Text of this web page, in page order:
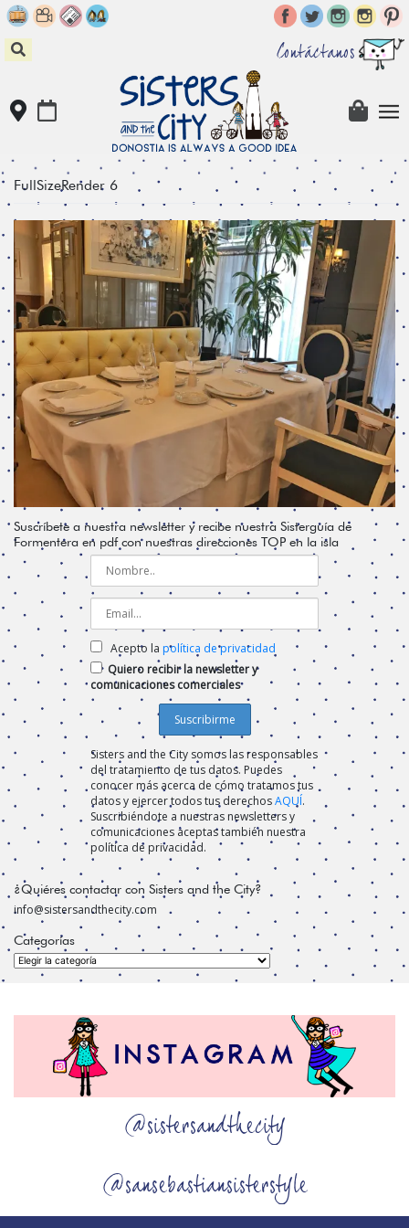
Skip
to
content
Contáctanos
FullSizeRender 6
Suscríbete a nuestra newsletter y recibe nuestra Sisterguía de
Formentera en pdf con nuestras direcciones TOP en la isla
Acepto la política de privacidad
Quiero recibir la newsletter y
comunicaciones comerciales
Sisters and the City somos las responsables
del tratamiento de tus datos. Puedes
conocer más acerca de cómo tratamos tus
datos y ejercer todos tus derechosAQUÍ.
Suscribiéndote a nuestras newsletters y
comunicaciones aceptas también nuestra
política de privacidad.
¿Quiéres contactar con Sisters and the City?
info@sistersandthecity.com
Categorías
Categorías
@sistersandthecity
@sansebastiansisterstyle